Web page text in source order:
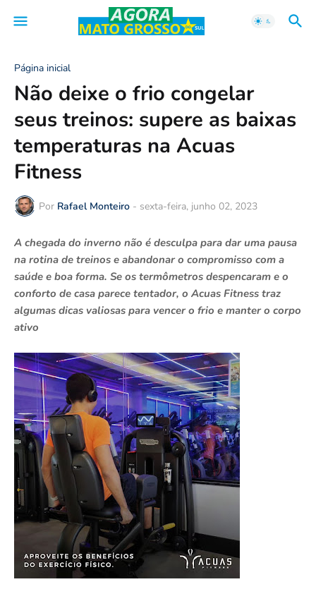
Página inicial
Não deixe o frio congelar
seus treinos: supere as baixas
temperaturas na Acuas
Fitness
Por Rafael Monteiro - sexta-feira, junho 02, 2023
A chegada do inverno não é desculpa para dar uma pausa
na rotina de treinos e abandonar o compromisso com a
saúde e boa forma. Se os termômetros despencaram e o
conforto de casa parece tentador, o Acuas Fitness traz
algumas dicas valiosas para vencer o frio e manter o corpo
ativo